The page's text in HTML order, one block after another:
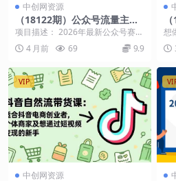
中创网资源
（18122期）公众号流量主系
统变现教程：从0到1打造持续
变现的流量账号，小白也能突
破10W+文章
项目描述： 2026年最新公众号赛道
玩法！涵盖注册养号、赛道定位、
对标分析、标题...
4 月前 69 9.9
出
想
么
矩
VIP
中创网资源